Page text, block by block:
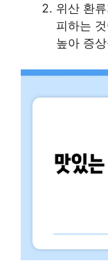
위산 환
피하는
높아 증